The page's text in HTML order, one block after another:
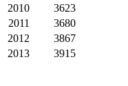
2010
3623
2011
3680
2012
3867
2013
3915